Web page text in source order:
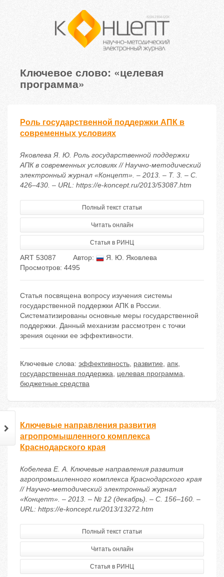
Ключевое слово: «целевая
программа»
Роль государственной поддержки АПК в
современных условиях
Яковлева Я. Ю. Роль государственной поддержки
АПК в современных условиях // Научно-методический
электронный журнал «Концепт». – 2013. – Т. 3. – С.
426–430. – URL: https://e-koncept.ru/2013/53087.htm
Полный текст статьи
Читать онлайн
Статья в РИНЦ
ART 53087 Автор:
Я. Ю. Яковлева
Просмотров: 4495
Статья посвящена вопросу изучения системы
государственной поддержки АПК в России.
Систематизированы основные меры государственной
поддержки. Данный механизм рассмотрен с точки
зрения оценки ее эффективности.
Ключевые слова: эффективность, развитие, апк,
государственная поддержка, целевая программа,
бюджетные средства
Ключевые направления развития
агропромышленного комплекса
Краснодарского края
Кобелева Е. А. Ключевые направления развития
агропромышленного комплекса Краснодарского края
// Научно-методический электронный журнал
«Концепт». – 2013. – № 12 (декабрь). – С. 156–160. –
URL: https://e-koncept.ru/2013/13272.htm
Полный текст статьи
Читать онлайн
Статья в РИНЦ